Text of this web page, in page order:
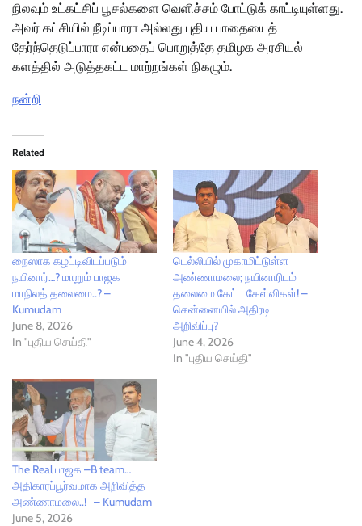
நிலவும் உட்கட்சிப் பூசல்களை வெளிச்சம் போட்டுக் காட்டியுள்ளது.
அவர் கட்சியில் நீடிப்பாரா அல்லது புதிய பாதையைத்
தேர்ந்தெடுப்பாரா என்பதைப் பொறுத்தே தமிழக அரசியல்
களத்தில் அடுத்தகட்ட மாற்றங்கள் நிகழும்.
நன்றி
Related
நைஸாக கழட்டிவிடப்படும்
நயினார்…? மாறும் பாஜக
மாநிலத் தலைமை..? –
Kumudam
June 8, 2026
In "புதிய செய்தி"
டெல்லியில் முகாமிட்டுள்ள
அண்ணாமலை; நயினாரிடம்
தலைமை கேட்ட கேள்விகள்! –
சென்னையில் அதிரடி
அறிவிப்பு?
June 4, 2026
In "புதிய செய்தி"
The Real பாஜக –B team…
அதிகாரப்பூர்வமாக அறிவித்த
அண்ணாமலை..! – Kumudam
June 5, 2026